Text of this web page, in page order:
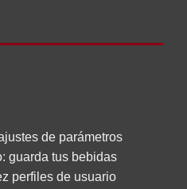
de parámetros
guarda tus bebidas
perfiles de usuario